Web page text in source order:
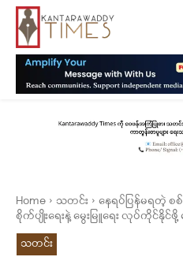
Home သတင်း
နေရပ်ပြန်မရတဲ့ စ
စိုက်ပျိုးရေးနဲ့ မွေးမြူရေး လုပ်ကိုင်နိုင်
သတင်း